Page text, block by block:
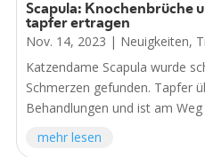
Scapula: Knochenbrüche
tapfer ertragen
Nov. 14, 2023 | Neuigkeiten,
Katzendame Scapula wurde
Schmerzen gefunden. Tapfer
Behandlungen und ist am
mehr lesen